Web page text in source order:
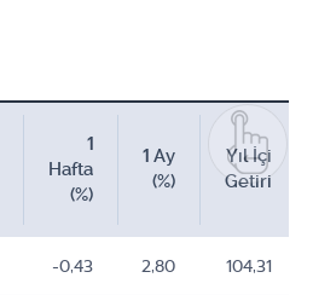
1
Hafta
(%)
1 Ay
(%)
Yıl İçi
Getiri
-0,43 2,80 104,31